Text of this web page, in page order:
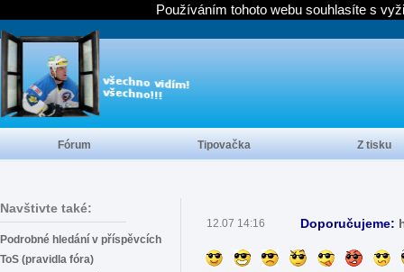
Navštivte také:
Podrobné hledání v příspěvcích
ToS (pravidla fóra)
12.07 14:16 Doporučujeme:
Fórum Tipovačka Z tisku
Používáním tohoto webu souhlasíte s